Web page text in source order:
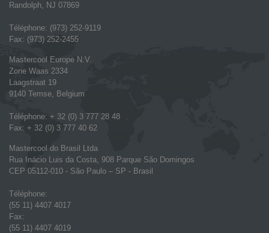
Randolph, NJ 07869
Téléphone: (973) 252-9119
Fax: (973) 252-2455
Mastercool Europe N.V.
Zone Waas 2334
Laagstraat 19
9140 Temse, Belgium
Téléphone: + 32 (0) 3 777 28 48
Fax: + 32 (0) 3 777 40 62
Mastercool do Brasil Ltda
Rua Inácio Luis da Costa, 908 Parque São Domingos
CEP 05112-010 - São Paulo – SP - Brasil
Téléphone:
(55 11) 4407 4017
Fax:
(55 11) 4407 4019